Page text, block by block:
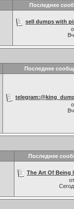
Последнее
sell dumps with
Последнее
Последнее
The Art Of Being
от